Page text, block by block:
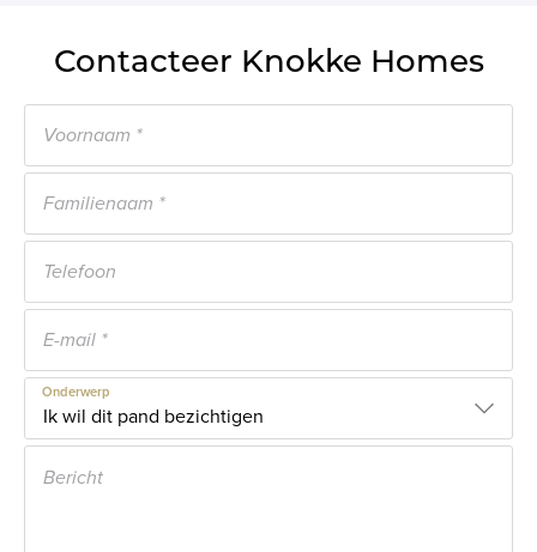
Contacteer Knokke Homes
Onderwerp